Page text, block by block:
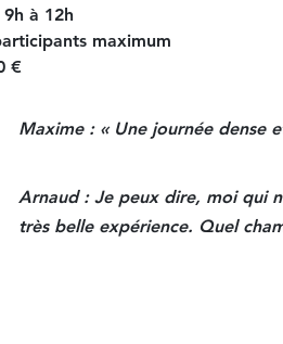
9h à 12h
maximum
€
Maxime : « Une journée dense
Arnaud : Je peux dire, moi qui
très belle expérience. Quel